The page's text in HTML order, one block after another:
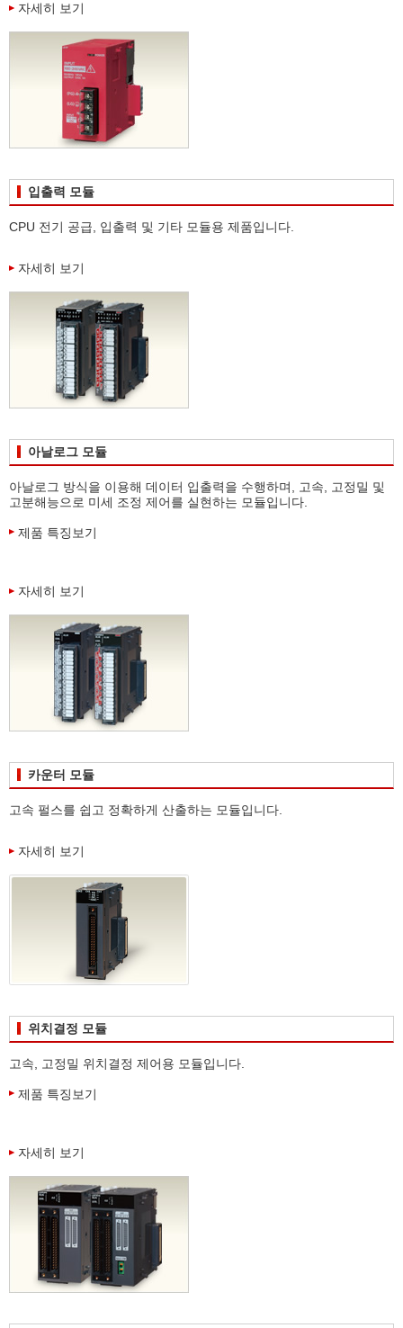
자세히 보기
입출력 모듈
CPU 전기 공급, 입출력 및 기타 모듈용 제품입니다.
자세히 보기
아날로그 모듈
아날로그 방식을 이용해 데이터 입출력을 수행하며, 고속, 고정밀 및
고분해능으로 미세 조정 제어를 실현하는 모듈입니다.
제품 특징보기
자세히 보기
카운터 모듈
고속 펄스를 쉽고 정확하게 산출하는 모듈입니다.
자세히 보기
위치결정 모듈
고속, 고정밀 위치결정 제어용 모듈입니다.
제품 특징보기
자세히 보기